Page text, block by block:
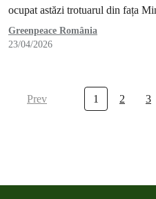
ocupat astăzi trotuarul din fața
Greenpeace România
23/04/2026
Prev 1 2 3